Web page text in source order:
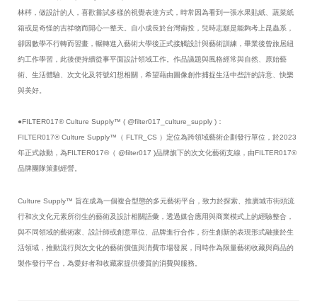
林梣，做設計的人，喜歡嘗試多樣的視覺表達方式，時常因為看到一張水果貼紙、蔬菜紙
箱或是奇怪的吉祥物而開心一整天。自小成長於台灣南投，兒時志願是能夠考上昆蟲系，
卻因數學不行轉而習畫，輾轉進入藝術大學後正式接觸設計與藝術訓練，畢業後曾旅居紐
約工作學習，此後便持續從事平面設計領域工作。作品議題與風格經常與自然、原始藝
術、生活體驗、次文化及符號幻想相關，希望藉由圖像創作捕捉生活中些許的詩意、快樂
與美好。
●FILTER017® Culture Supply™ ( @filter017_culture_supply )：
FILTER017® Culture Supply™（ FLTR_CS ）定位為跨領域藝術企劃發行單位，於2023
年正式啟動，為FILTER017®（ @filter017 )品牌旗下的次文化藝術支線，由FILTER017®
品牌團隊策劃經營。
Culture Supply™ 旨在成為一個複合型態的多元藝術平台，致力於探索、推廣城市街頭流
行和次文化元素所衍生的藝術及設計相關語彙，透過媒合應用與商業模式上的經驗整合，
與不同領域的藝術家、設計師或創意單位、品牌進行合作，衍生創新的表現形式融接於生
活領域，推動流行與次文化的藝術價值與消費市場發展，同時作為限量藝術收藏與商品的
製作發行平台，為愛好者和收藏家提供優質的消費與服務。